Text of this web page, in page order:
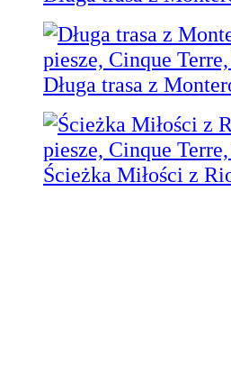
Długa trasa z
Ścieżka Miłości z